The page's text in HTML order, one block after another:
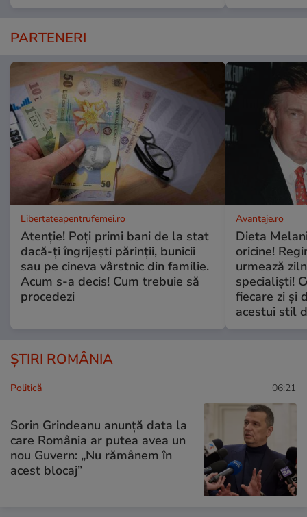
PARTENERI
Libertateapentrufemei.ro
Atenție! Poți primi bani de la stat
dacă-ți îngrijești părinții, bunicii
sau pe cineva vârstnic din familie.
Acum s-a decis! Cum trebuie să
procedezi
Avantaje.ro
Dieta
oricine!
urmează
specialiști!
fiecare zi și
acestui stil
ȘTIRI ROMÂNIA
Politică 06:21
Sorin Grindeanu anunță data la
care România ar putea avea un
nou Guvern: „Nu rămânem în
acest blocaj”